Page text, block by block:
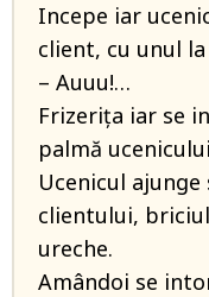
Incepe iar
client, cu unul
– Auuu!…
Frizerița iar se
palmă
Ucenicul
clientului,
ureche.
Amândoi se